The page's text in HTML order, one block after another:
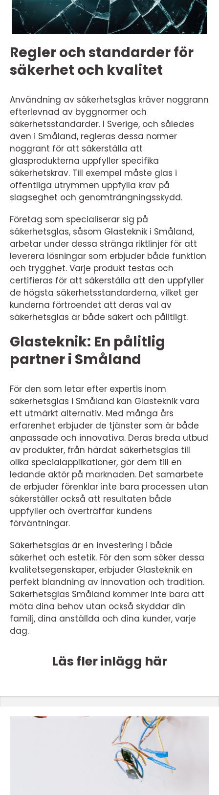
Regler och standarder för
säkerhet och kvalitet
Användning av säkerhetsglas kräver noggrann
efterlevnad av byggnormer och
säkerhetsstandarder. I Sverige, och således
även i Småland, regleras dessa normer
noggrant för att säkerställa att
glasprodukterna uppfyller specifika
säkerhetskrav. Till exempel måste glas i
offentliga utrymmen uppfylla krav på
slagseghet och genomträngningsskydd.
Företag som specialiserar sig på
säkerhetsglas, såsom Glasteknik i Småland,
arbetar under dessa stränga riktlinjer för att
leverera lösningar som erbjuder både funktion
och trygghet. Varje produkt testas och
certifieras för att säkerställa att den uppfyller
de högsta säkerhetsstandarderna, vilket ger
kunderna förtroendet att deras val av
säkerhetsglas är både säkert och pålitligt.
Glasteknik: En pålitlig
partner i Småland
För den som letar efter expertis inom
säkerhetsglas i Småland kan Glasteknik vara
ett utmärkt alternativ. Med många års
erfarenhet erbjuder de tjänster som är både
anpassade och innovativa. Deras breda utbud
av produkter, från härdat säkerhetsglas till
olika specialapplikationer, gör dem till en
ledande aktör på marknaden. Det samarbete
de erbjuder förenklar inte bara processen utan
säkerställer också att resultaten både
uppfyller och överträffar kundens
förväntningar.
Säkerhetsglas är en investering i både
säkerhet och estetik. För den som söker dessa
kvalitetsegenskaper, erbjuder Glasteknik en
perfekt blandning av innovation och tradition.
Säkerhetsglas Småland kommer inte bara att
möta dina behov utan också skyddar din
familj, dina anställda och dina kunder, varje
dag.
Läs fler inlägg här